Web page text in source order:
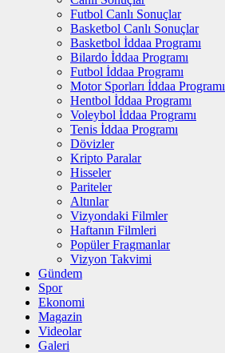
Futbol Canlı Sonuçlar
Basketbol Canlı Sonuçlar
Basketbol İddaa Programı
Bilardo İddaa Programı
Futbol İddaa Programı
Motor Sporları İddaa Programı
Hentbol İddaa Programı
Voleybol İddaa Programı
Tenis İddaa Programı
Dövizler
Kripto Paralar
Hisseler
Pariteler
Altınlar
Vizyondaki Filmler
Haftanın Filmleri
Popüler Fragmanlar
Vizyon Takvimi
Gündem
Spor
Ekonomi
Magazin
Videolar
Galeri